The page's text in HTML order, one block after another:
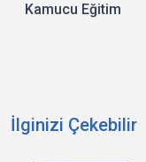
Kamucu Eğitim
İlginizi Çekebilir